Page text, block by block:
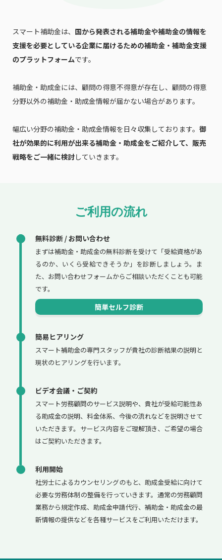
スマート補助金は、 国から発表される補助金や補助金の情報を
支援を必要としている企業に届けるための補助金・補助金支援
のプラットフォームです。
補助金・助成金には、顧問の得意不得意が存在し、顧問の得意
分野以外の補助金・助成金情報が届かない場合があります。
幅広い分野の補助金・助成金情報を日々収集しております。 御
社が効果的に利用が出来る補助金・助成金をご紹介して、販売
戦略をご一緒に検討していきます。
ご利用の流れ
無料診断 / お問い合わせ
まずは補助金・助成金の無料診断を受けて「受給資格があ
るのか、いくら受給できそうか」を診断しましょう。ま
た、お問い合わせフォームからご相談いただくことも可能
です。
簡単セルフ診断
簡易ヒアリング
スマート補助金の専門スタッフが貴社の診断結果の説明と
現状のヒアリングを行います。
ビデオ会議・ご契約
スマート労務顧問のサービス説明や、貴社が受給可能性あ
る助成金の説明、料金体系、今後の流れなどを説明させて
いただきます。サービス内容をご理解頂き、ご希望の場合
はご契約いただきます。
利用開始
社労士によるカウンセリングのもと、助成金受給に向けて
必要な労務体制の整備を行っていきます。通常の労務顧問
業務から規定作成、助成金申請代行、補助金・助成金の最
新情報の提供などを各種サービスをご利用いただけます。